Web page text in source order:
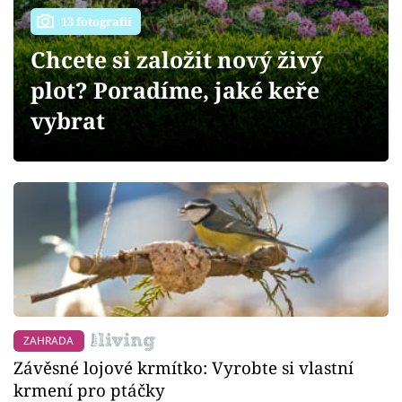
Přihlášení
Sledujte nás
13 fotografií
Chcete si založit nový živý
plot? Poradíme, jaké keře
vybrat
ZAHRADA
Závěsné lojové krmítko: Vyrobte si vlastní
krmení pro ptáčky